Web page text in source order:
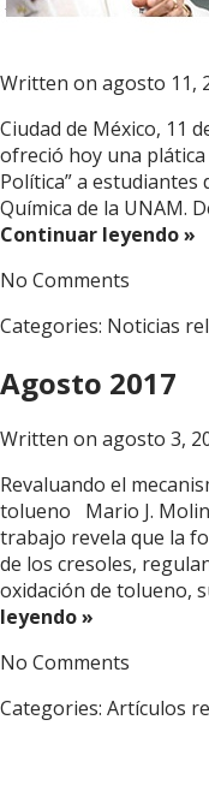
Written on agosto 11,
Ciudad de México, 11
ofreció hoy una plática
Política” a estudiantes
Química de la UNAM.
Continuar leyendo »
No Comments
Categories: Noticias
Agosto 2017
Written on agosto 3,
Revaluando el
tolueno Mario J.
trabajo revela que la
de los cresoles,
oxidación de tolueno,
leyendo »
No Comments
Categories: Artículos